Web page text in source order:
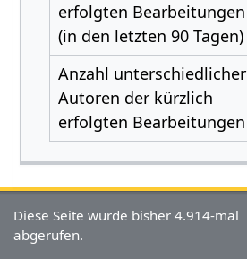
erfolgten Bearbeitungen
(in den letzten 90 Tagen)
Anzahl unterschiedlicher
Autoren der kürzlich
erfolgten Bearbeitungen
Diese Seite wurde bisher 4.914-mal
abgerufen.